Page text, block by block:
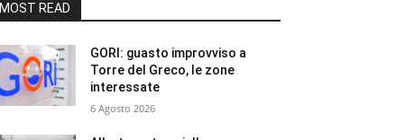
MOST READ
GORI: guasto improvviso a
Torre del Greco, le zone
interessate
6 Agosto 2026